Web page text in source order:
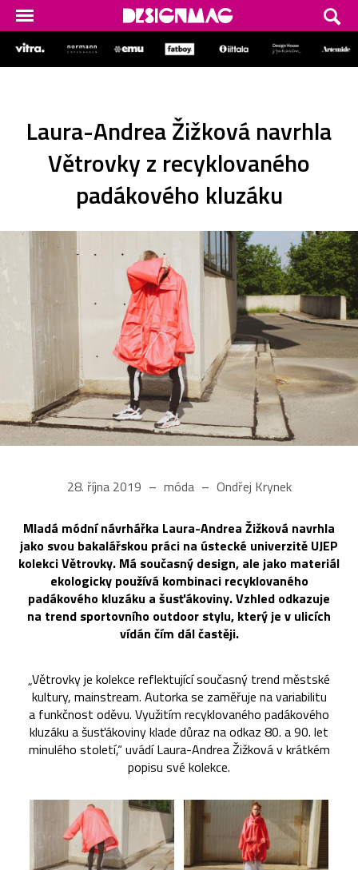
Laura-Andrea Žižková navrhla
Větrovky z recyklovaného
padákového kluzáku
28. října 2019 móda Ondřej Krynek
Mladá módní návrhářka Laura-Andrea Žižková navrhla
jako svou bakalářskou práci na ústecké univerzitě UJEP
kolekci Větrovky. Má současný design, ale jako materiál
ekologicky používá kombinaci recyklovaného
padákového kluzáku a šusťákoviny. Vzhled odkazuje
na trend sportovního outdoor stylu, který je v ulicích
vídán čím dál častěji.
„Větrovky je kolekce reflektující současný trend městské
kultury, mainstream. Autorka se zaměřuje na variabilitu
a funkčnost oděvu. Využitím recyklovaného padákového
kluzáku a šusťákoviny klade důraz na odkaz 80. a 90. let
minulého století,“ uvádí Laura-Andrea Žižková v krátkém
popisu své kolekce.